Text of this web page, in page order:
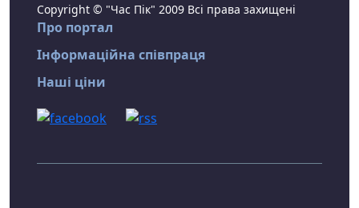
Copyright © "Час Пік" 2009 Всі права захищені
Про портал
Інформаційна співпраця
Наші ціни